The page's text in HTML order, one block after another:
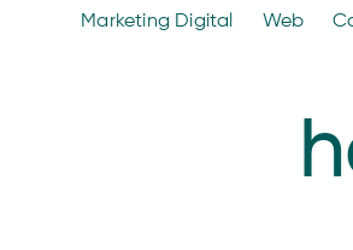
Marketing Digital Web